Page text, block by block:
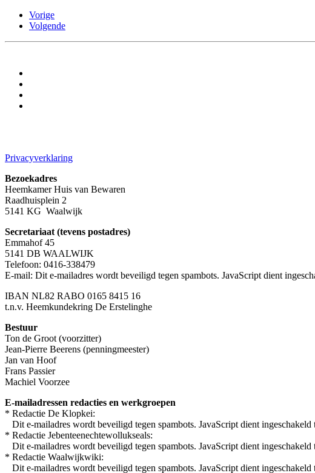
Vorige
Volgende
Privacyverklaring
Bezoekadres
Heemkamer Huis van Bewaren
Raadhuisplein 2
5141 KG Waalwijk
Secretariaat (tevens postadres)
Emmahof 45
5141 DB WAALWIJK
Telefoon: 0416-338479
E-mail: Dit e-mailadres wordt beveiligd tegen spambots. JavaScript dient
IBAN NL82 RABO 0165 8415 16
t.n.v. Heemkundekring De Erstelinghe
Bestuur
Ton de Groot (voorzitter)
Jean-Pierre Beerens (penningmeester)
Jan van Hoof
Frans Passier
Machiel Voorzee
E-mailadressen redacties en werkgroepen
* Redactie De Klopkei:
Dit e-mailadres wordt beveiligd tegen spambots. JavaScript dient
* Redactie Jebenteenechtewollukseals:
Dit e-mailadres wordt beveiligd tegen spambots. JavaScript dient
* Redactie Waalwijkwiki:
Dit e-mailadres wordt beveiligd tegen spambots. JavaScript dient